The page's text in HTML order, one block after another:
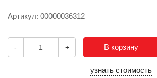
Артикул: 00000036312
- + В корзину
узнать стоимость